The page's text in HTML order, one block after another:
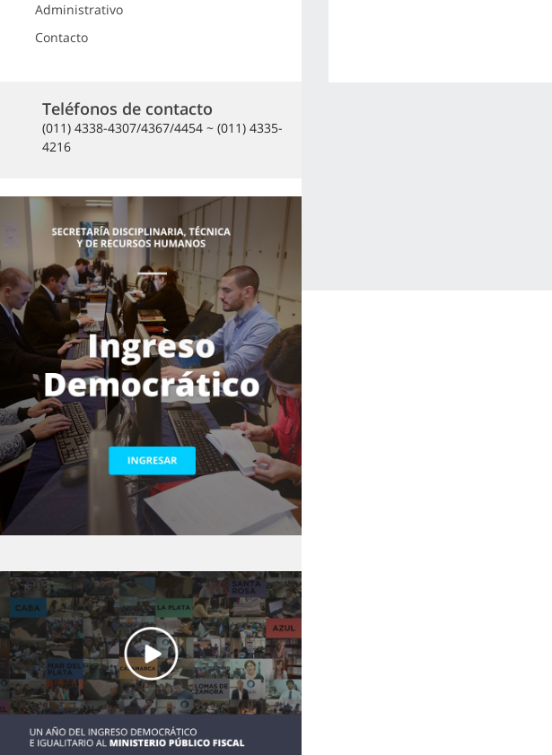
Administrativo
Contacto
Teléfonos de contacto
(011) 4338-4307/4367/4454 ~ (011) 4335-
4216